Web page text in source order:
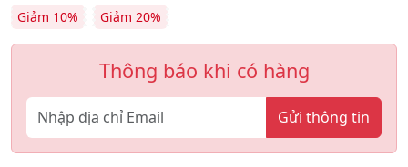
Giảm 10% Giảm 20%
Thông báo khi có hàng
Gửi thông tin